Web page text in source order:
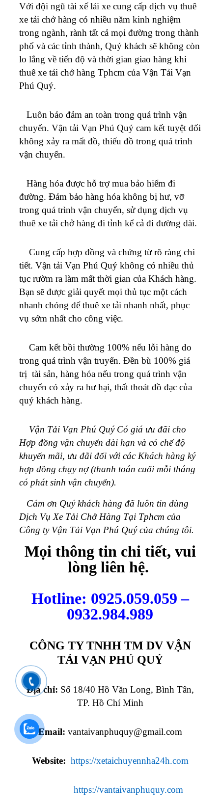
Với đội ngũ tài xế lái xe cung cấp dịch vụ thuê
xe tải chở hàng có nhiều năm kinh nghiệm
trong ngành, rành tất cả mọi đường trong thành
phố và các tỉnh thành, Quý khách sẽ không còn
lo lắng về tiến độ và thời gian giao hàng khi
thuê xe tải chở hàng Tphcm của Vận Tải Vạn
Phú Quý.
Luôn bảo đảm an toàn trong quá trình vận
chuyển. Vận tải Vạn Phú Quý cam kết tuyệt đối
không xảy ra mất đồ, thiếu đồ trong quá trình
vận chuyển.
Hàng hóa được hỗ trợ mua bảo hiểm đi
đường. Đảm bảo hàng hóa không bị hư, vỡ
trong quá trình vận chuyển, sử dụng dịch vụ
thuê xe tải chở hàng đi tỉnh kể cả đi đường dài.
Cung cấp hợp đồng và chứng từ rõ ràng chi
tiết. Vận tải Vạn Phú Quý không có nhiều thủ
tục rườm ra làm mất thời gian của Khách hàng.
Bạn sẽ được giải quyết mọi thủ tục một cách
nhanh chóng để thuê xe tải nhanh nhất, phục
vụ sớm nhất cho công việc.
Cam kết bồi thường 100% nếu lỗi hàng do
trong quá trình vận truyển. Đền bù 100% giá
trị tài sản, hàng hóa nếu trong quá trình vận
chuyển có xảy ra hư hại, thất thoát đồ đạc của
quý khách hàng.
Vận Tải Vạn Phú Quý Có giá ưu đãi cho
Hợp đồng vận chuyển dài hạn và có chế độ
khuyến mãi, ưu đãi đối với các Khách hàng ký
hợp đồng chạy nợ (thanh toán cuối mỗi tháng
có phát sinh vận chuyển).
Cám ơn Quý khách hàng đã luôn tin dùng
Dịch Vụ Xe Tải Chở Hàng Tại Tphcm của
Công ty Vận Tải Vạn Phú Quý của chúng tôi.
Mọi thông tin chi tiết, vui
lòng liên hệ.
Hotline: 0925.059.059 –
0932.984.989
CÔNG TY TNHH TM DV VẬN
TẢI VẠN PHÚ QUÝ
Địa chỉ: Số 18/40 Hồ Văn Long, Bình Tân,
TP. Hồ Chí Minh
Email: vantaivanphuquy@gmail.com
Website: https://xetaichuyennha24h.com
https://vantaivanphuquy.com